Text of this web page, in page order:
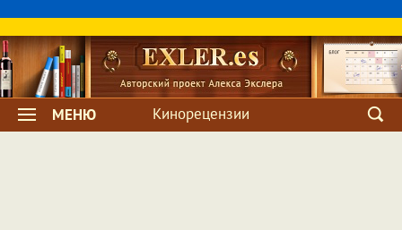
МЕНЮ Кинорецензии